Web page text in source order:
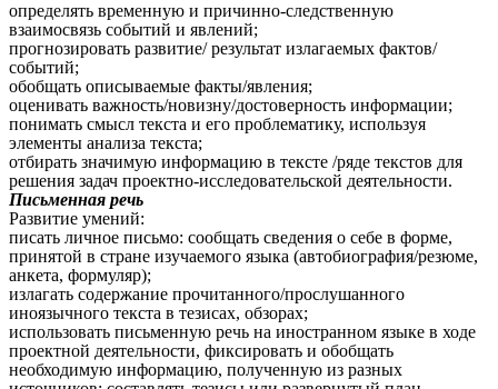
определять временную и причинно-следственную
взаимосвязь событий и явлений;
прогнозировать развитие/ результат излагаемых фактов/
событий;
обобщать описываемые факты/явления;
оценивать важность/новизну/достоверность информации;
понимать смысл текста и его проблематику, используя
элементы анализа текста;
отбирать значимую информацию в тексте /ряде текстов для
решения задач проектно-исследовательской деятельности.
Письменная речь
Развитие умений:
писать личное письмо: сообщать сведения о себе в форме,
принятой в стране изучаемого языка (автобиография/резюме,
анкета, формуляр);
излагать содержание прочитанного/прослушанного
иноязычного текста в тезисах, обзорах;
использовать письменную речь на иностранном языке в ходе
проектной деятельности, фиксировать и обобщать
необходимую информацию, полученную из разных